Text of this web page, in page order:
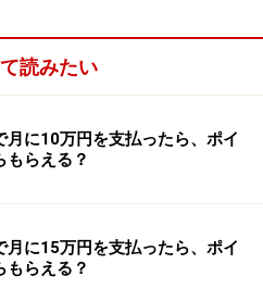
読みたい
月に10万円を支払ったら、ポイ
もらえる？
月に15万円を支払ったら、ポイ
もらえる？